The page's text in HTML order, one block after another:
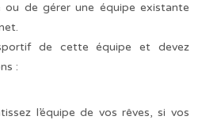
de gérer une équipe existante
de cette équipe et devez
:
l’équipe de vos rêves, si vos